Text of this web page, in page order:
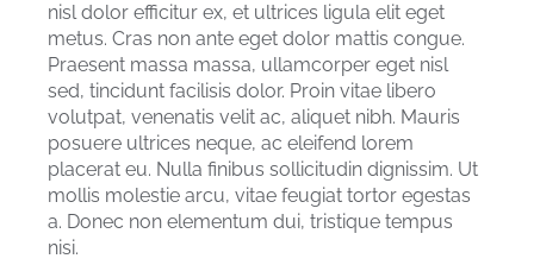
nisl dolor efficitur ex, et ultrices ligula elit eget
metus. Cras non ante eget dolor mattis congue.
Praesent massa massa, ullamcorper eget nisl
sed, tincidunt facilisis dolor. Proin vitae libero
volutpat, venenatis velit ac, aliquet nibh. Mauris
posuere ultrices neque, ac eleifend lorem
placerat eu. Nulla finibus sollicitudin dignissim. Ut
mollis molestie arcu, vitae feugiat tortor egestas
a. Donec non elementum dui, tristique tempus
nisi.